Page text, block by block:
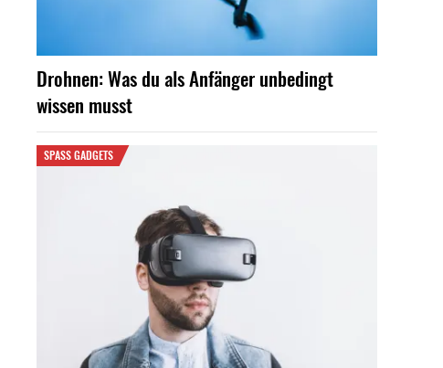
Drohnen: Was du als Anfänger unbedingt
wissen musst
SPASS GADGETS